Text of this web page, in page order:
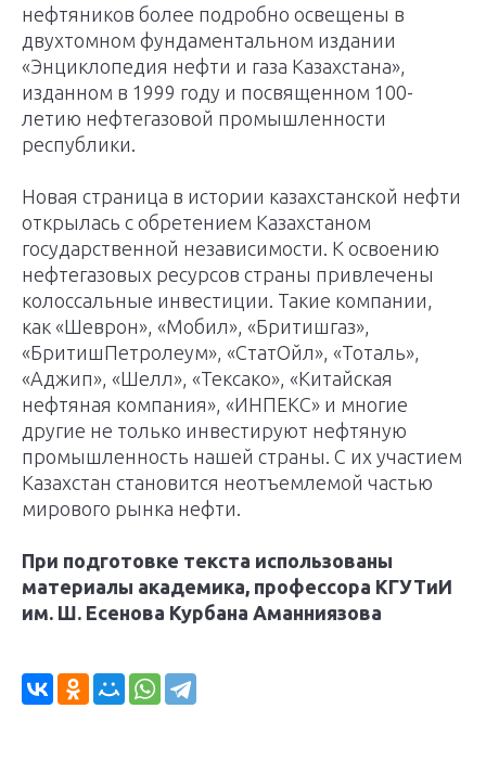
нефтяников более подробно освещены в
двухтомном фундаментальном издании
«Энциклопедия нефти и газа Казахстана»,
изданном в 1999 году и посвященном 100-
летию нефтегазовой промышленности
республики.
Новая страница в истории казахстанской нефти
открылась с обретением Казахстаном
государственной независимости. К освоению
нефтегазовых ресурсов страны привлечены
колоссальные инвестиции. Такие компании,
как «Шеврон», «Мобил», «Бритишгаз»,
«БритишПетролеум», «СтатОйл», «Тоталь»,
«Аджип», «Шелл», «Тексако», «Китайская
нефтяная компания», «ИНПЕКС» и многие
другие не только инвестируют нефтяную
промышленность нашей страны. С их участием
Казахстан становится неотъемлемой частью
мирового рынка нефти.
При подготовке текста использованы
материалы академика, профессора КГУТиИ
им. Ш. Есенова Курбана Аманниязова